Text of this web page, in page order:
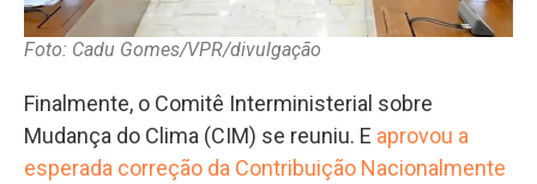
Foto: Cadu Gomes/VPR/divulgação
Finalmente, o Comitê Interministerial sobre
Mudança do Clima (CIM) se reuniu. E aprovou a
esperada correção da Contribuição Nacionalmente